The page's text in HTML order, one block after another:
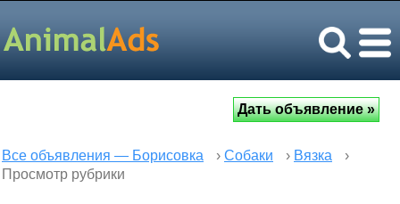
Все объявления — Борисовка › Собаки › Вязка
›
Просмотр рубрики